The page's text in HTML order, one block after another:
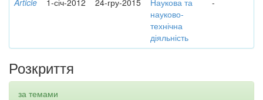
Article 1-січ-2012 24-гру-2015
Наукова та
науково-
технічна
діяльність
-
Розкриття
за темами